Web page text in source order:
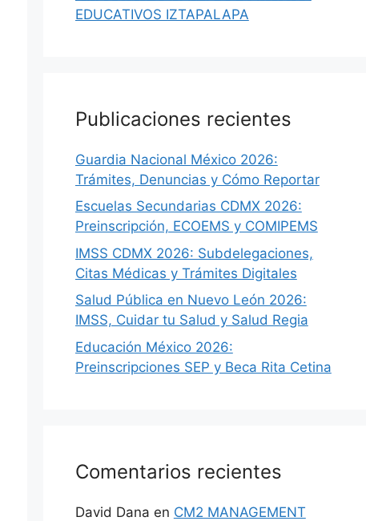
EDUCATIVOS IZTAPALAPA
Publicaciones recientes
Guardia Nacional México 2026:
Trámites, Denuncias y Cómo Reportar
Escuelas Secundarias CDMX 2026:
Preinscripción, ECOEMS y COMIPEMS
IMSS CDMX 2026: Subdelegaciones,
Citas Médicas y Trámites Digitales
Salud Pública en Nuevo León 2026:
IMSS, Cuidar tu Salud y Salud Regia
Educación México 2026:
Preinscripciones SEP y Beca Rita Cetina
Comentarios recientes
David Dana en CM2 MANAGEMENT